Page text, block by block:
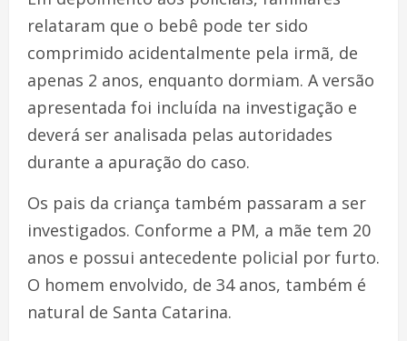
relataram que o bebê pode ter sido
comprimido acidentalmente pela irmã, de
apenas 2 anos, enquanto dormiam. A versão
apresentada foi incluída na investigação e
deverá ser analisada pelas autoridades
durante a apuração do caso.
Os pais da criança também passaram a ser
investigados. Conforme a PM, a mãe tem 20
anos e possui antecedente policial por furto.
O homem envolvido, de 34 anos, também é
natural de Santa Catarina.